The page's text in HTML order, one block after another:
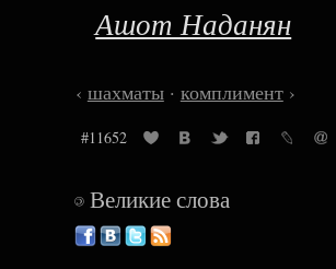
Ашот Наданян
‹ шахматы· комплимент›
#11652
©Великие слова